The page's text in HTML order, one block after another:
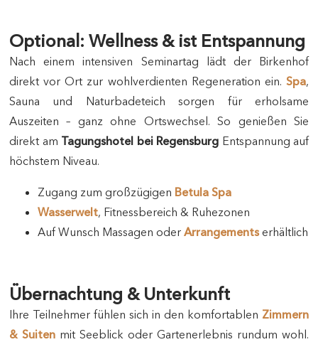
Optional: Wellness & ist Entspannung
Nach einem intensiven Seminartag lädt der Birkenhof
direkt vor Ort zur wohlverdienten Regeneration ein. Spa,
Sauna und Naturbadeteich sorgen für erholsame
Auszeiten – ganz ohne Ortswechsel. So genießen Sie
direkt am Tagungshotel bei Regensburg Entspannung auf
höchstem Niveau.
Zugang zum großzügigen Betula Spa
Wasserwelt, Fitnessbereich & Ruhezonen
Auf Wunsch Massagen oder Arrangements erhältlich
Übernachtung & Unterkunft
Ihre Teilnehmer fühlen sich in den komfortablen Zimmern
& Suiten mit Seeblick oder Gartenerlebnis rundum wohl.